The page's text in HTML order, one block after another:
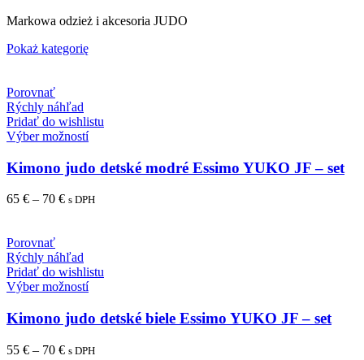
Markowa odzież i akcesoria JUDO
Pokaż kategorię
Porovnať
Rýchly náhľad
Pridať do wishlistu
Výber možností
Kimono judo detské modré Essimo YUKO JF – set
65 € – 70 € s DPH
Porovnať
Rýchly náhľad
Pridať do wishlistu
Výber možností
Kimono judo detské biele Essimo YUKO JF – set
55 € – 70 € s DPH